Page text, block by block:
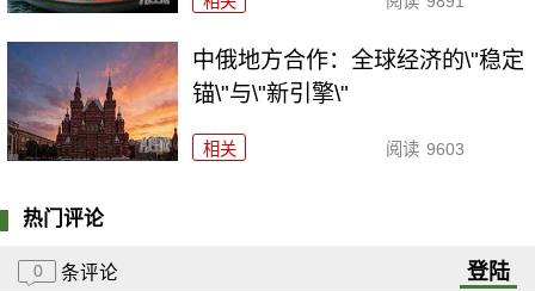
中俄地方合作：全球经济的\"稳定
锚\"与\"新引擎\"
相关 阅读 9603
热门评论
0 条评论 登陆